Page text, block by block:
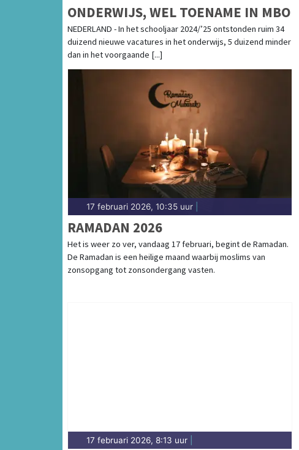
ONDERWIJS, WEL TOENAME IN MBO
NEDERLAND - In het schooljaar 2024/’25 ontstonden ruim 34
duizend nieuwe vacatures in het onderwijs, 5 duizend minder
dan in het voorgaande [...]
17 februari 2026, 10:35 uur
RAMADAN 2026
Het is weer zo ver, vandaag 17 februari, begint de Ramadan.
De Ramadan is een heilige maand waarbij moslims van
zonsopgang tot zonsondergang vasten.
17 februari 2026, 8:13 uur